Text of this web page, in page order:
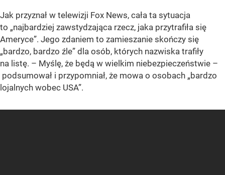
Jak przyznał w telewizji Fox News, cała ta sytuacja
to „najbardziej zawstydzająca rzecz, jaka przytrafiła się
Ameryce”. Jego zdaniem to zamieszanie skończy się
„bardzo, bardzo źle” dla osób, których nazwiska trafiły
na listę. – Myślę, że będą w wielkim niebezpieczeństwie –
podsumował i przypomniał, że mowa o osobach „bardzo
lojalnych wobec USA”.